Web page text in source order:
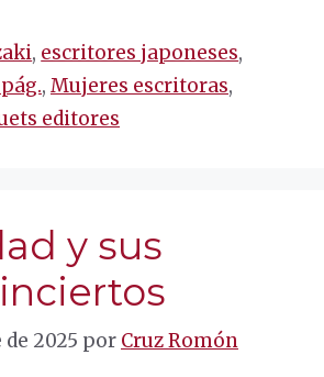
, escritores japoneses,
, Mujeres escritoras,
editores
y sus
2025 por Cruz Romón